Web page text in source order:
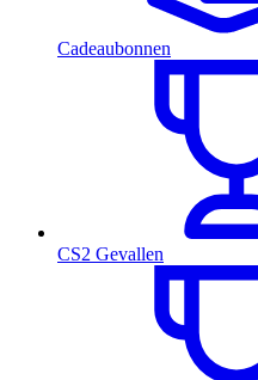
Cadeaubonnen
CS2 Gevallen